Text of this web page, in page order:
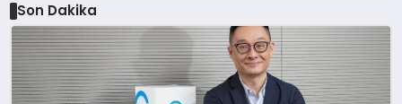
Son Dakika